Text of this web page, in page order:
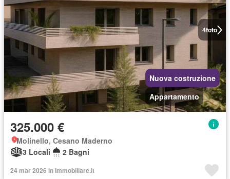
4foto
Nuova costruzione
Appartamento
325.000 €
Molinello, Cesano Maderno
3 Locali
2 Bagni
24 mar 2026 in Immobiliare.it